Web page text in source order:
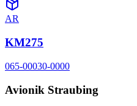
AR
KM275
065-00030-0000
Avionik Straubing